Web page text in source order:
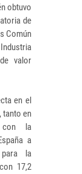
obtuvo
de
Común
valor
en el
tanto en
con la
a
la
17,2